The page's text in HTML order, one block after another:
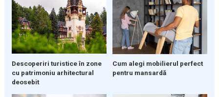
Descoperiri turistice în zone
cu patrimoniu arhitectural
deosebit
Cum alegi mobilierul perfect
pentru mansardă